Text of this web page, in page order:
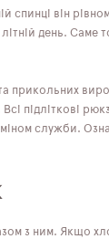
він
день. Саме
прикольних
підліткові
служби.
з ним. Якщо